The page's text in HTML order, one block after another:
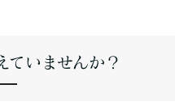
ていませんか？